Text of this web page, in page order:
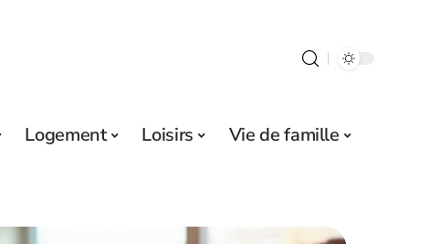
Logement Loisirs
Vie de famille